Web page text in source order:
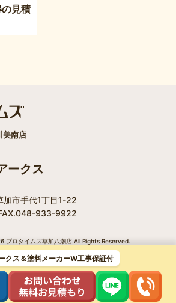
見積
美南店
ークス
市手代1丁目1-22
933-9922
プロタイムズ草加八潮店 All Rights Reserved.
/
個人情報保護方針
クス＆塗料メーカーW工事保証付